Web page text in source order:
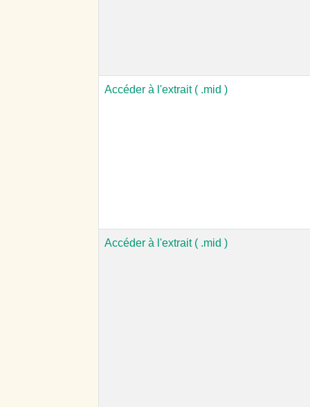
Accéder à l'extrait ( .mid )
Accéder à l'extrait ( .mid )